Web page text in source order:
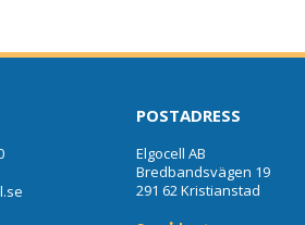
Kristianstad
POSTADRESS
Elgocell AB
Bredbandsvägen 19
291 62 Kristianstad